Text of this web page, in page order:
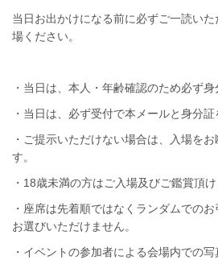
当日お出かけになる前に必ずご一読い
場ください。
・当日は、本人・年齢確認のため必ず
・当日は、必ず受付で本メールと身分証
・ご提示いただけない場合は、入場を
す。
・18歳未満の方はご入場及びご鑑賞頂け
・座席は先着順ではなくランダムでの
お選びいただけません。
・イベントの参加者による会場内での